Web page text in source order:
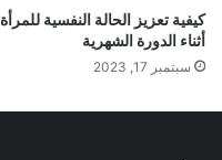
كيفية تعزيز الحالة النفسية للمرأة
أثناء الدورة الشهرية
سبتمبر 17, 2023